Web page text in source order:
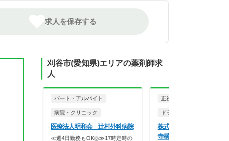
求人を保存する
刈谷市(愛知県)エリアの薬剤師求
人
パート・アルバイト
病院・クリニック
医療法人明和会 辻村外科病院
≪週4日勤務もOK◎≫17時定時の
正社員
ドラッグストア（調剤併設
株式会社スギ薬局 スギ
寺横店